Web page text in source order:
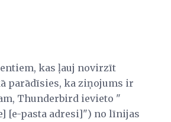
kas ļauj novirzīt
parādīsies, ka ziņojums ir
Thunderbird ievieto "
[e-pasta adresi]") no līnijas